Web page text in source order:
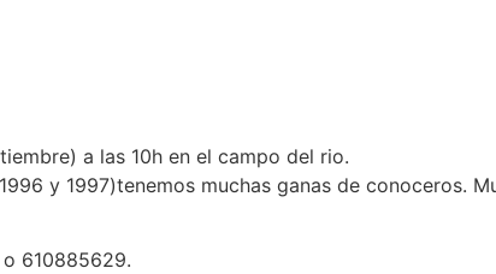
a las 10h en el campo del rio.
y 1997)tenemos muchas ganas de conoceros.
610885629.